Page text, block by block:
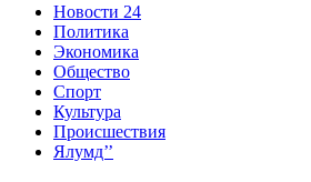
Новости 24
Политика
Экономика
Общество
Спорт
Культура
Происшествия
Ялумд’’